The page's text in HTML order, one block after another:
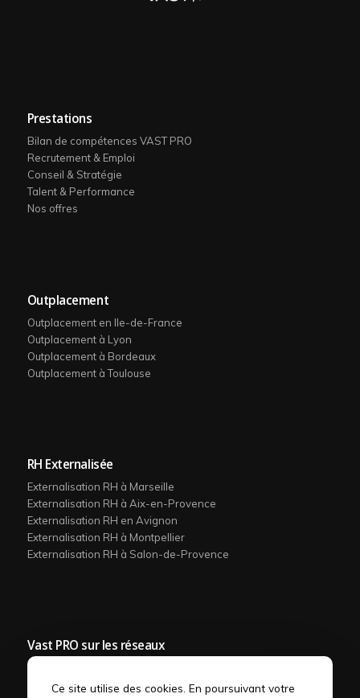
Prestations
Bilan de compétences VAST PRO
Recrutement & Emploi
Conseil & Stratégie
Talent & Performance
Nos offres
Outplacement
Outplacement en Ile-de-France
Outplacement à Lyon
Outplacement à Bordeaux
Outplacement à Toulouse
RH Externalisée
Externalisation RH à Marseille
Externalisation RH à Aix-en-Provence
Externalisation RH en Avignon
Externalisation RH à Montpellier
Externalisation RH à Salon-de-Provence
Vast PRO sur les réseaux
Ce site utilise des cookies. En poursuivant votre